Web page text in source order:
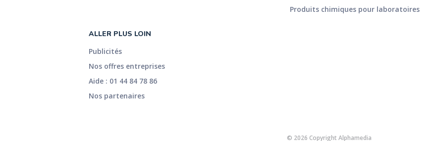
ALLER PLUS LOIN
Publicités
Nos offres entreprises
Aide : 01 44 84 78 86
Nos partenaires
Produits chimiques pour laboratoires
© 2026 Copyright Alphamedia